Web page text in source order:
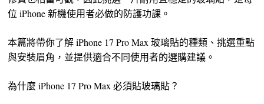
位 iPhone 新機使用者必做的防護功課。
本篇將帶你了解 iPhone 17 Pro Max 玻璃貼的種類、挑選重點
與安裝眉角，並提供適合不同使用者的選購建議。
為什麼 iPhone 17 Pro Max 必須貼玻璃貼？